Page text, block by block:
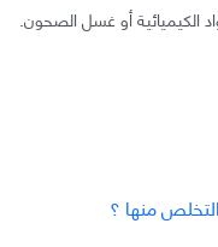
الكيميائية أو غسل الصحون.
منها ؟